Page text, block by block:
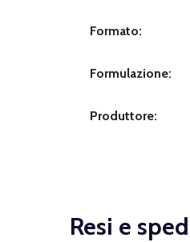
Formato:
Formulazione:
Produttore:
Resi e